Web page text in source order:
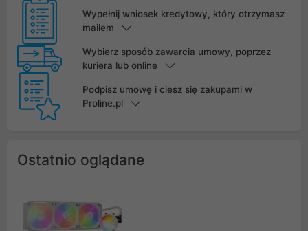
Wypełnij wniosek kredytowy, który otrzymasz
mailem
Wybierz sposób zawarcia umowy, poprzez
kuriera lub online
Podpisz umowę i ciesz się zakupami w
Proline.pl
Ostatnio oglądane